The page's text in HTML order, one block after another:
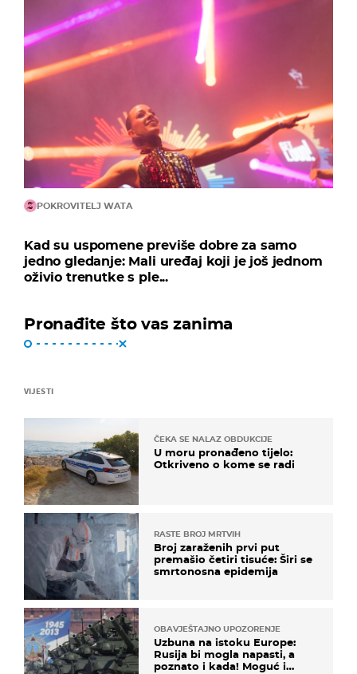
POKROVITELJ WATA
Kad su uspomene previše dobre za samo
jedno gledanje: Mali uređaj koji je još jednom
oživio trenutke s ple...
Pronađite što vas zanima
VIJESTI
ČEKA SE NALAZ OBDUKCIJE
U moru pronađeno tijelo:
Otkriveno o kome se radi
RASTE BROJ MRTVIH
Broj zaraženih prvi put
premašio četiri tisuće: Širi se
smrtonosna epidemija
OBAVJEŠTAJNO UPOZORENJE
Uzbuna na istoku Europe:
Rusija bi mogla napasti, a
poznato i kada! Moguć i